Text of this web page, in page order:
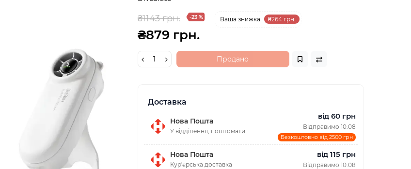
₴1143 грн. -23 % Ваша знижка ₴264 грн.
₴879 грн.
Продано
Доставка
Нова Пошта
У відділення, поштомати
від 60 грн
Відправимо 10.08
Безкоштовно від 2500 грн
Нова Пошта
Курʼєрська доставка
від 115 грн
Відправимо 10.08